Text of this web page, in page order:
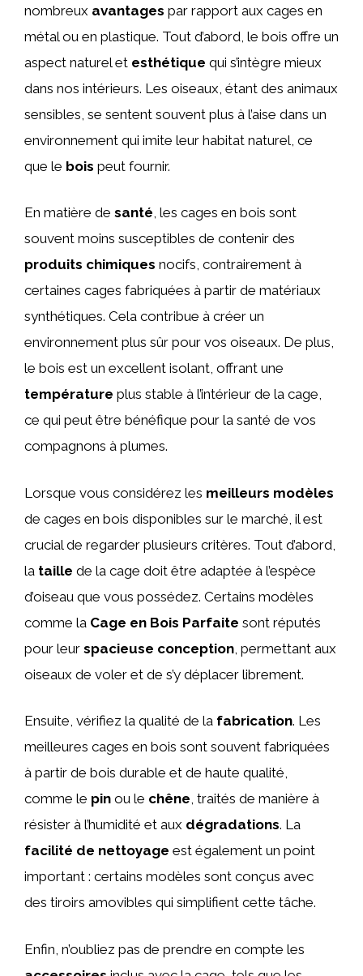
nombreux avantages par rapport aux cages en
métal ou en plastique. Tout d’abord, le bois offre un
aspect naturel et esthétique qui s’intègre mieux
dans nos intérieurs. Les oiseaux, étant des animaux
sensibles, se sentent souvent plus à l’aise dans un
environnement qui imite leur habitat naturel, ce
que le bois peut fournir.
En matière de santé, les cages en bois sont
souvent moins susceptibles de contenir des
produits chimiques nocifs, contrairement à
certaines cages fabriquées à partir de matériaux
synthétiques. Cela contribue à créer un
environnement plus sûr pour vos oiseaux. De plus,
le bois est un excellent isolant, offrant une
température plus stable à l’intérieur de la cage,
ce qui peut être bénéfique pour la santé de vos
compagnons à plumes.
Lorsque vous considérez les meilleurs modèles
de cages en bois disponibles sur le marché, il est
crucial de regarder plusieurs critères. Tout d’abord,
la taille de la cage doit être adaptée à l’espèce
d’oiseau que vous possédez. Certains modèles
comme la Cage en Bois Parfaite sont réputés
pour leur spacieuse conception , permettant aux
oiseaux de voler et de s’y déplacer librement.
Ensuite, vérifiez la qualité de la fabrication. Les
meilleures cages en bois sont souvent fabriquées
à partir de bois durable et de haute qualité,
comme le pin ou le chêne, traités de manière à
résister à l’humidité et aux dégradations. La
facilité de nettoyage est également un point
important : certains modèles sont conçus avec
des tiroirs amovibles qui simplifient cette tâche.
Enfin, n’oubliez pas de prendre en compte les